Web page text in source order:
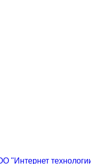
"Интернет